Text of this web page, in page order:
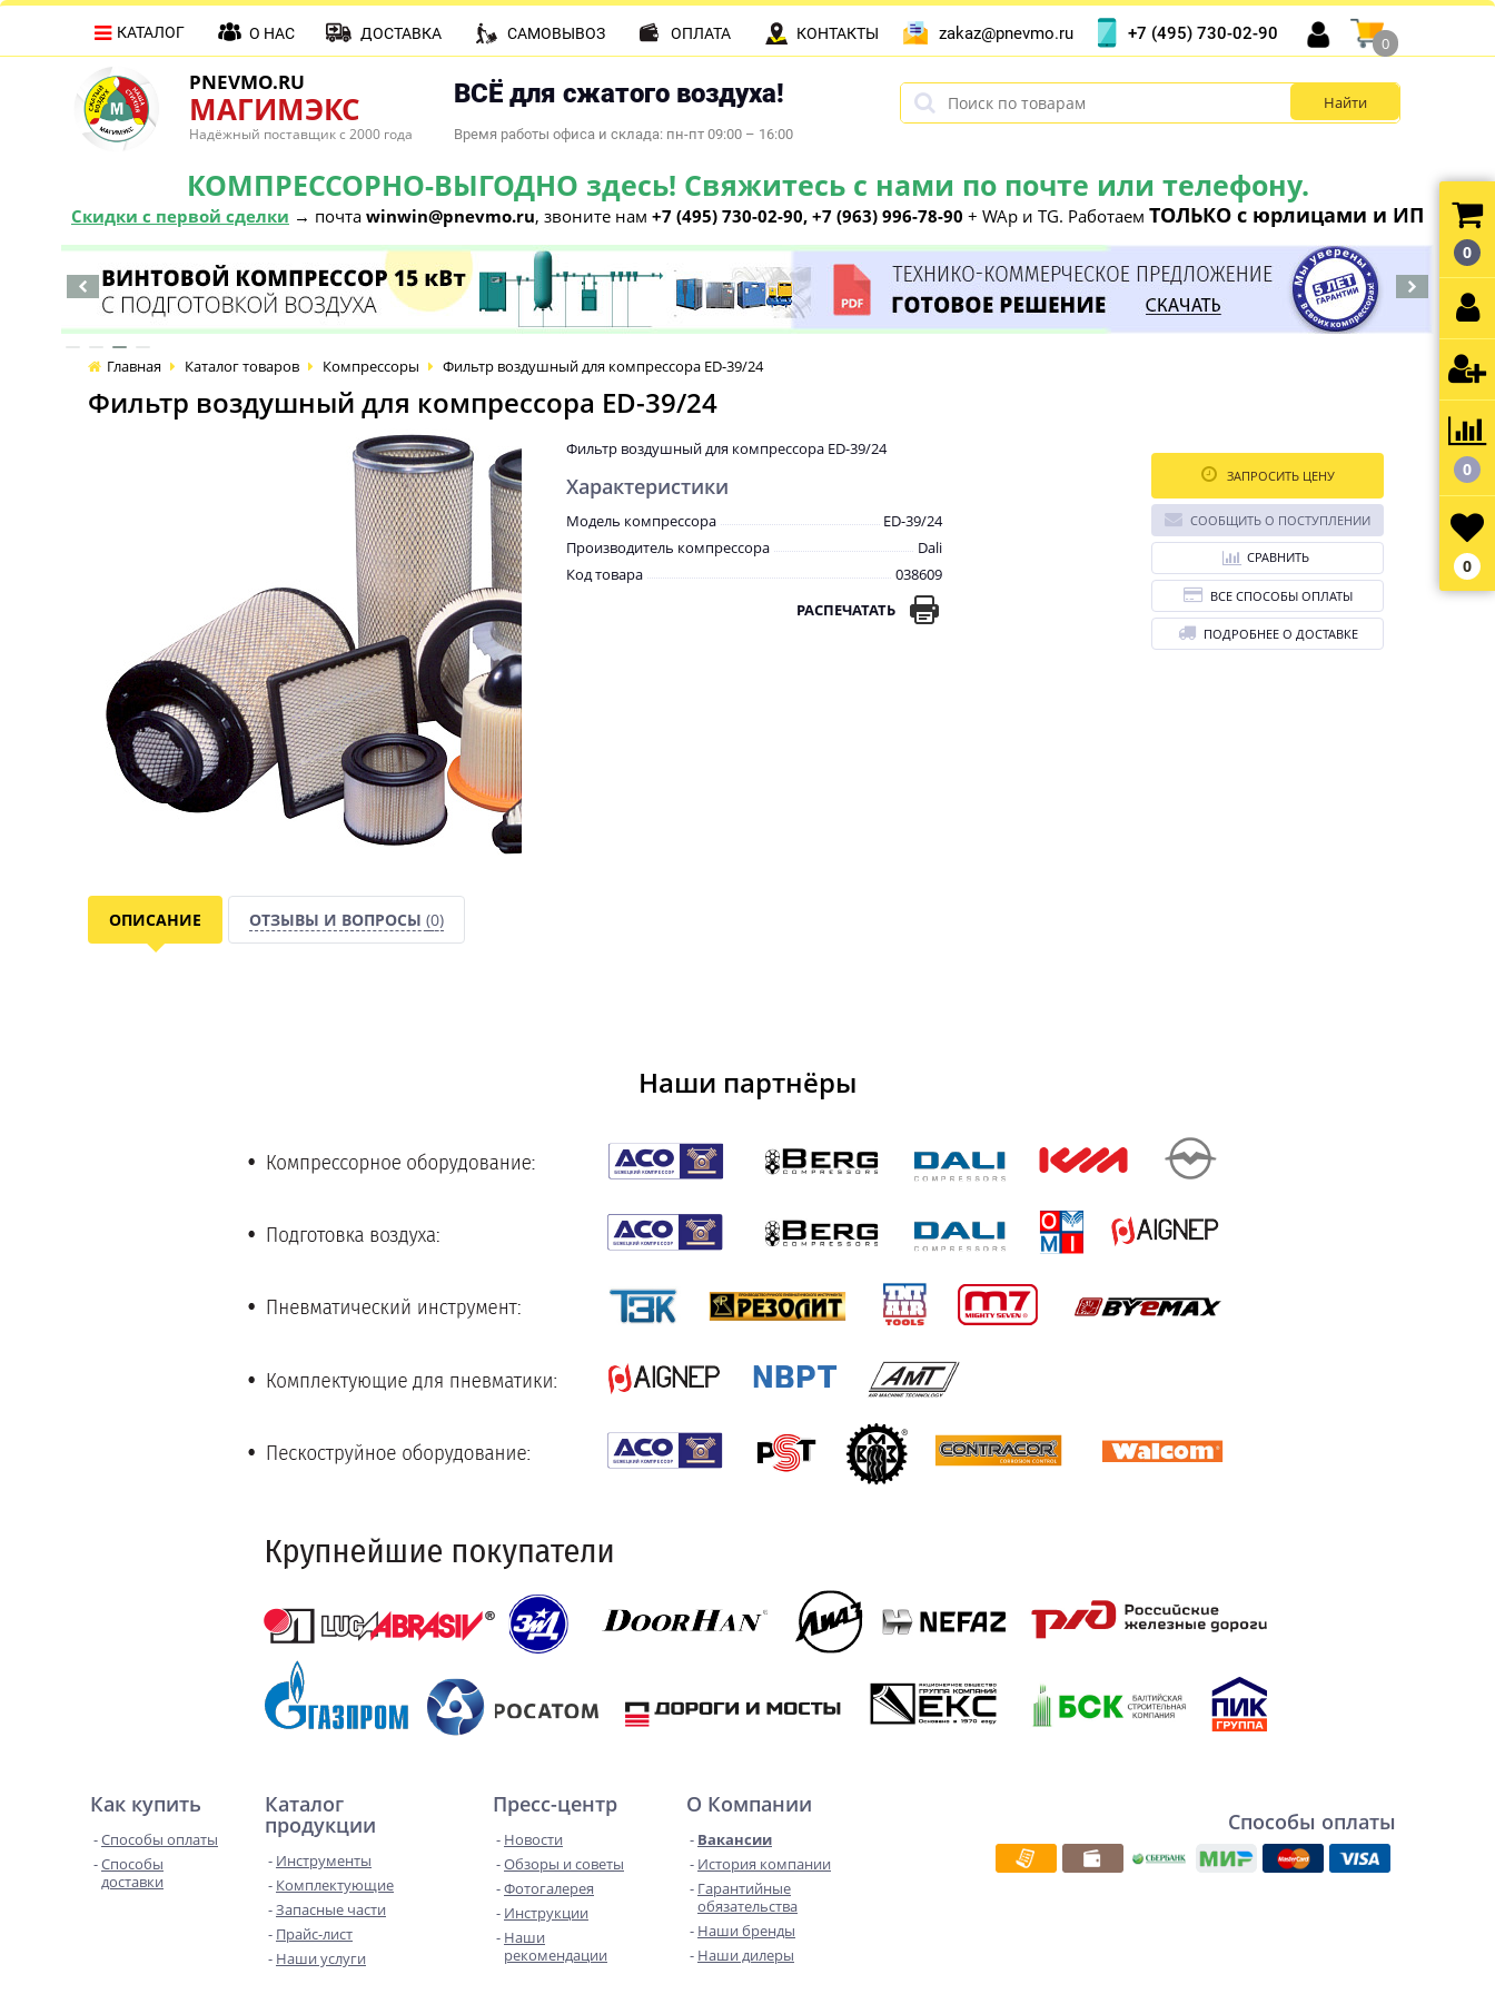
PNEVMO.RU
МАГИМЭКС
Надёжный поставщик с 2000 года
ВСЁ для сжатого воздуха!
Время работы офиса и склада: пн-пт 09:00 – 16:00
КОМПРЕССОРНО-ВЫГОДНО здесь! Свяжитесь с нами по почте или телефону.
Скидки с первой сделки → почта winwin@pnevmo.ru, звоните нам +7 (495) 730-02-90, +7 (963) 996-78-90 + WAp и TG. Работаем ТОЛЬКО с юрлицами и ИП
КАТАЛОГ О НАС ДОСТАВКА САМОВЫВОЗ ОПЛАТА КОНТАКТЫ zakaz@pnevmo.ru +7 (495) 730-02-90
0
Главная Каталог товаров Компрессоры Фильтр воздушный для компрессора ED-39/24
Фильтр воздушный для компрессора ED-39/24
Фильтр воздушный для компрессора ED-39/24
Характеристики
Модель компрессора
ED-39/24
Производитель компрессора
Dali
Код товара
038609
РАСПЕЧАТАТЬ
ЗАПРОСИТЬ ЦЕНУ
СООБЩИТЬ О ПОСТУПЛЕНИИ
СРАВНИТЬ
ВСЕ СПОСОБЫ ОПЛАТЫ
ПОДРОБНЕЕ О ДОСТАВКЕ
ОПИСАНИЕ ОТЗЫВЫ И ВОПРОСЫ (0)
Наши партнёры
Как купить
Способы оплаты
Способы
доставки
Каталог
продукции
Инструменты
Комплектующие
Запасные части
Прайс-лист
Наши услуги
Пресс-центр
Новости
Обзоры и советы
Фотогалерея
Инструкции
Наши
рекомендации
О Компании
Вакансии
История компании
Гарантийные
обязательства
Наши бренды
Наши дилеры
Способы оплаты
0
0
0